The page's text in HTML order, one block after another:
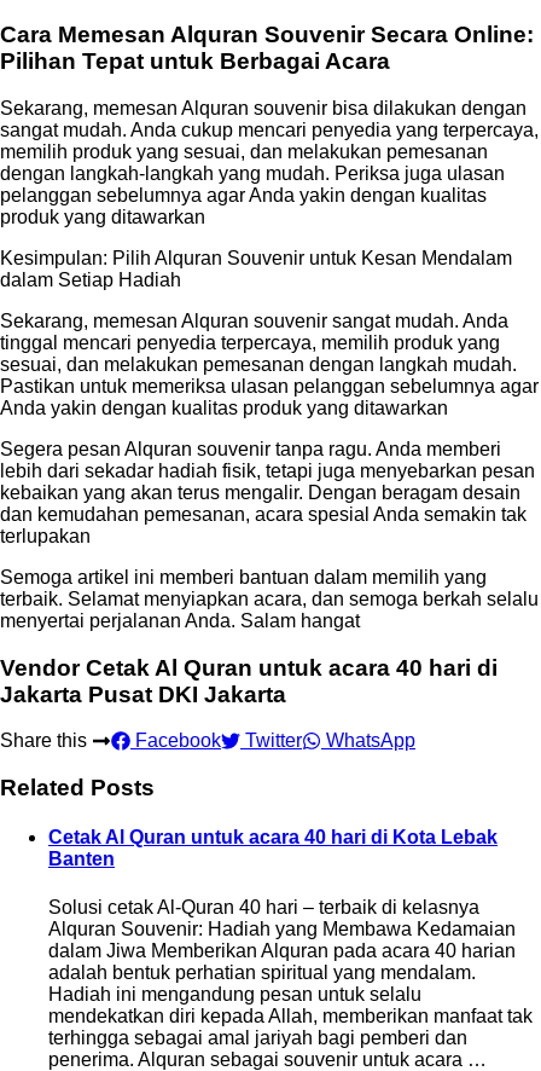
Cara Memesan Alquran Souvenir Secara Online:
Pilihan Tepat untuk Berbagai Acara
Sekarang, memesan Alquran souvenir bisa dilakukan dengan
sangat mudah. Anda cukup mencari penyedia yang terpercaya,
memilih produk yang sesuai, dan melakukan pemesanan
dengan langkah-langkah yang mudah. Periksa juga ulasan
pelanggan sebelumnya agar Anda yakin dengan kualitas
produk yang ditawarkan
Kesimpulan: Pilih Alquran Souvenir untuk Kesan Mendalam
dalam Setiap Hadiah
Sekarang, memesan Alquran souvenir sangat mudah. Anda
tinggal mencari penyedia terpercaya, memilih produk yang
sesuai, dan melakukan pemesanan dengan langkah mudah.
Pastikan untuk memeriksa ulasan pelanggan sebelumnya agar
Anda yakin dengan kualitas produk yang ditawarkan
Segera pesan Alquran souvenir tanpa ragu. Anda memberi
lebih dari sekadar hadiah fisik, tetapi juga menyebarkan pesan
kebaikan yang akan terus mengalir. Dengan beragam desain
dan kemudahan pemesanan, acara spesial Anda semakin tak
terlupakan
Semoga artikel ini memberi bantuan dalam memilih yang
terbaik. Selamat menyiapkan acara, dan semoga berkah selalu
menyertai perjalanan Anda. Salam hangat
Vendor Cetak Al Quran untuk acara 40 hari di
Jakarta Pusat DKI Jakarta
Share this Facebook Twitter WhatsApp
Related Posts
Cetak Al Quran untuk acara 40 hari di Kota Lebak
Banten
Solusi cetak Al-Quran 40 hari – terbaik di kelasnya
Alquran Souvenir: Hadiah yang Membawa Kedamaian
dalam Jiwa Memberikan Alquran pada acara 40 harian
adalah bentuk perhatian spiritual yang mendalam.
Hadiah ini mengandung pesan untuk selalu
mendekatkan diri kepada Allah, memberikan manfaat tak
terhingga sebagai amal jariyah bagi pemberi dan
penerima. Alquran sebagai souvenir untuk acara …